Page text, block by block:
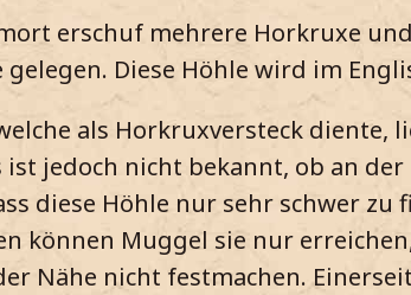
erschuf mehrere Horkruxe
Diese Höhle wird im
als Horkruxversteck
ist jedoch nicht bekannt, ob an
diese Höhle nur sehr schwer
können Muggel sie nur
Nähe nicht festmachen.